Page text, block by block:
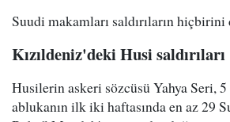
Suudi makamları saldırıların hiçbirini
Kızıldeniz'deki Husi saldırıları
Husilerin askeri sözcüsü Yahya Seri,
ablukanın ilk iki haftasında en az 29